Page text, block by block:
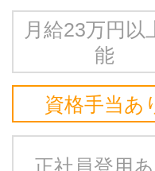
月給23万円以
能
資格手当あ
正社員登用